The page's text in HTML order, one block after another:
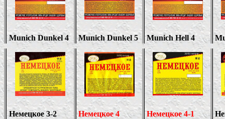
Munich Dunkel 4 Munich Dunkel 5 Munich Hell 4
Немецкое 3-2 Немецкое 4 Немецкое 4-1